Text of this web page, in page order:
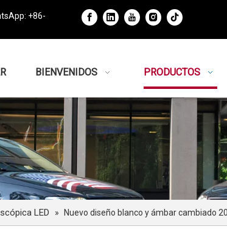
+86-
BIENVENIDOS PRODUCTOS
LED » Nuevo diseño blanco y ámbar cambiado